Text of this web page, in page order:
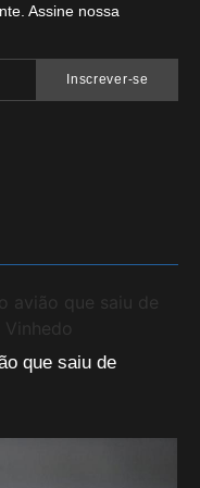
Assine nossa
Inscrever-se
que saiu de